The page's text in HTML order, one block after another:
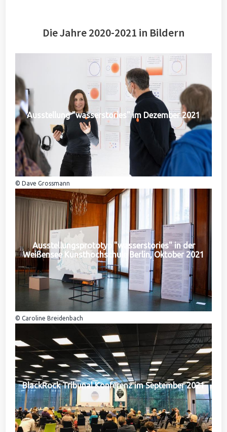
Die Jahre 2020-2021 in Bildern
Ausstellung "wasserstories" im Dezember 2021
© Dave Grossmann
Ausstellungsprototyp "wasserstories" in der
Weißensee Kunsthochschule Berlin, Oktober 2021
© Caroline Breidenbach
BlackRock Tribunal Konferenz im September 2021